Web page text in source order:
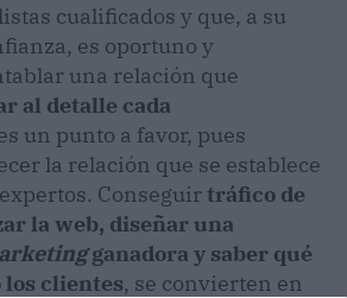
cualificados y que, a su
es oportuno y
una relación que
al detalle cada
un punto a favor, pues
la relación que se establece
Conseguirtráfico de
la web, diseñar una
ganadora y saber qué
los clientes, se convierten en